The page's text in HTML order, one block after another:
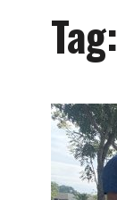
Tag: